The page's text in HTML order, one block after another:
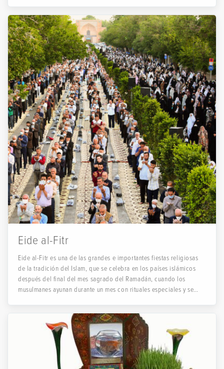
Eide al-Fitr
Eide al-Fitr es una de las grandes e importantes fiestas religiosas
de la tradición del Islam, que se celebra en los países islámicos
después del final del mes sagrado del Ramadán, cuando los
musulmanes ayunan durante un mes con rituales especiales y se
creciente, dependiendo de la ubicación del país, que siempre varía
en los países islámicos, el avistamiento de la luna creciente y el
anuncio del día de Eide al-Fitr, se celebra en Iran dos días, el día
de la fiesta y el día siguiente que son días festivos oficiales.